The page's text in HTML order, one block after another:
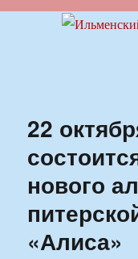
Ильменский
песни
22
нового
«Алиса»